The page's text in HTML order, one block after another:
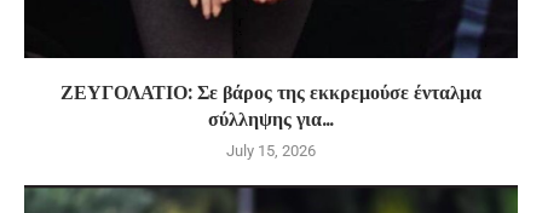
ΖΕΥΓΟΛΑΤΙΟ: Σε βάρος της εκκρεμούσε ένταλμα
σύλληψης για...
July 15, 2026